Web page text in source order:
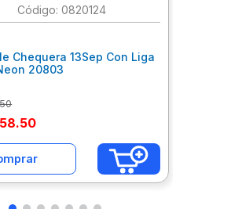
: 0820124
Chequera 13Sep Con Liga
20803
50
58.50